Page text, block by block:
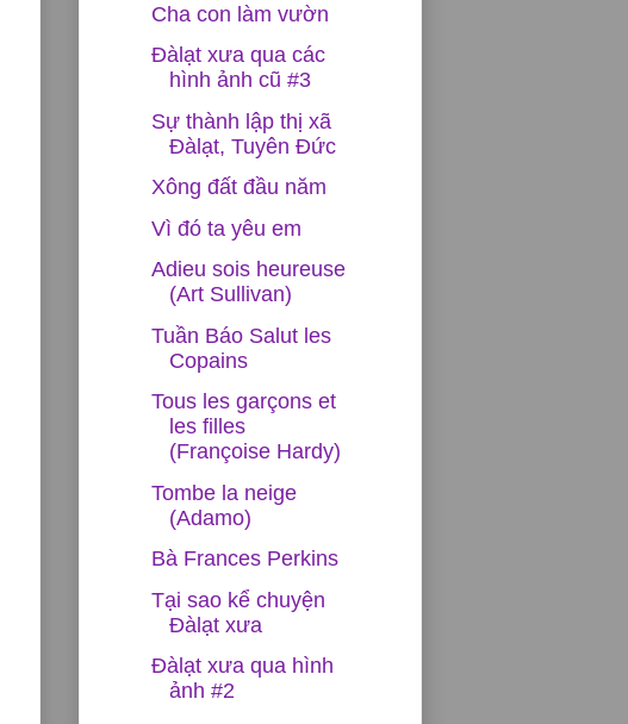
Cha con làm vườn
Đàlạt xưa qua các
hình ảnh cũ #3
Sự thành lập thị xã
Đàlạt, Tuyên Đức
Xông đất đầu năm
Vì đó ta yêu em
Adieu sois heureuse
(Art Sullivan)
Tuần Báo Salut les
Copains
Tous les garçons et
les filles
(Françoise Hardy)
Tombe la neige
(Adamo)
Bà Frances Perkins
Tại sao kể chuyện
Đàlạt xưa
Đàlạt xưa qua hình
ảnh #2